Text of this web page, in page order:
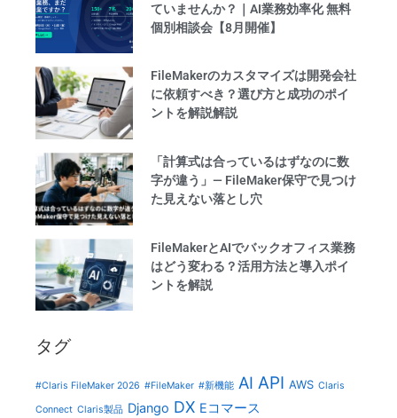
ていませんか？｜AI業務効率化 無料
個別相談会【8月開催】
FileMakerのカスタマイズは開発会社
に依頼すべき？選び方と成功のポイ
ントを解説解説
「計算式は合っているはずなのに数
字が違う」— FileMaker保守で見つけ
た見えない落とし穴
FileMakerとAIでバックオフィス業務
はどう変わる？活用方法と導入ポイ
ントを解説
タグ
#Claris FileMaker 2026 #FileMaker #新機能 AI API AWS Claris
Connect Claris製品 Django DX Eコマース